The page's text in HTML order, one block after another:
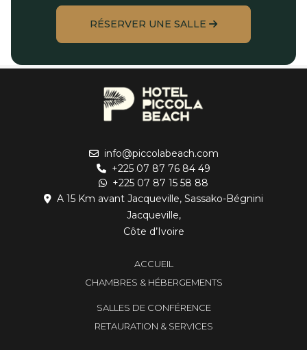
RÉSERVER UNE SALLE
info@piccolabeach.com
+225 07 87 76 84 49
+225 07 87 15 58 88
A 15 Km avant Jacqueville, Sassako-Bégnini
Jacqueville,
Côte d’Ivoire
ACCUEIL
CHAMBRES & HÉBERGEMENTS
SALLES DE CONFÉRENCE
RETAURATION & SERVICES